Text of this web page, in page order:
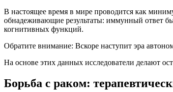
В настоящее время в мире проводится как
обнадеживающие результаты: иммунный ответ
когнитивных функций.
Обратите внимание: Вскоре наступит эра
На основе этих данных исследователи делают
Борьба с раком: